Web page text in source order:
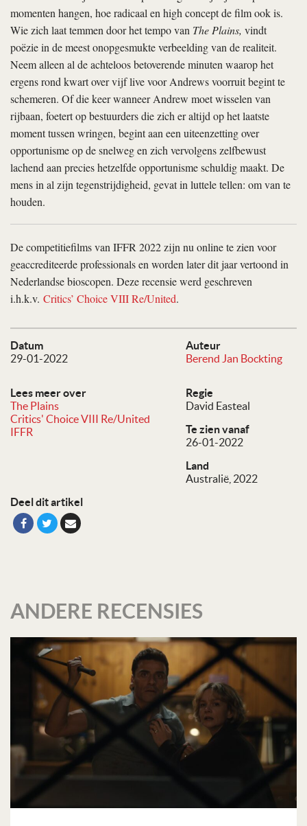
Datum
29-01-2022
Auteur
Berend Jan Bockting
Lees meer over
The Plains
Critics' Choice VIII Re/United
IFFR
Regie
David Easteal
Te zien vanaf
26-01-2022
Land
Australië, 2022
Deel dit artikel
momenten hangen, hoe radicaal en high concept de film ook is.
Wie zich laat temmen door het tempo van The Plains, vindt
poëzie in de meest onopgesmukte verbeelding van de realiteit.
Neem alleen al de achteloos betoverende minuten waarop het
ergens rond kwart over vijf live voor Andrews voorruit begint te
schemeren. Of die keer wanneer Andrew moet wisselen van
rijbaan, foetert op bestuurders die zich er altijd op het laatste
moment tussen wringen, begint aan een uiteenzetting over
opportunisme op de snelweg en zich vervolgens zelfbewust
lachend aan precies hetzelfde opportunisme schuldig maakt. De
mens in al zijn tegenstrijdigheid, gevat in luttele tellen: om van te
houden.
De competitiefilms van IFFR 2022 zijn nu online te zien voor
geaccrediteerde professionals en worden later dit jaar vertoond in
Nederlandse bioscopen. Deze recensie werd geschreven
i.h.k.v. Critics’ Choice VIII Re/United.
ANDERE RECENSIES